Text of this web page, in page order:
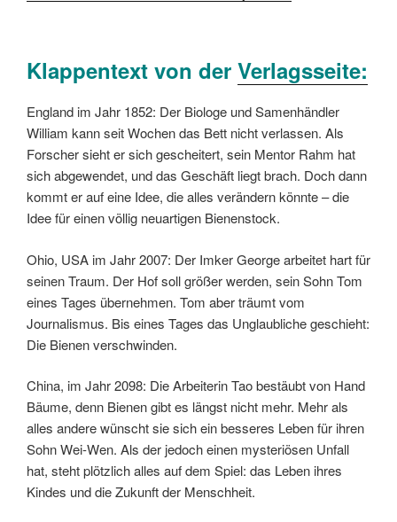
Klappentext von der Verlagsseite:
England im Jahr 1852: Der Biologe und Samenhändler
William kann seit Wochen das Bett nicht verlassen. Als
Forscher sieht er sich gescheitert, sein Mentor Rahm hat
sich abgewendet, und das Geschäft liegt brach. Doch dann
kommt er auf eine Idee, die alles verändern könnte – die
Idee für einen völlig neuartigen Bienenstock.
Ohio, USA im Jahr 2007: Der Imker George arbeitet hart für
seinen Traum. Der Hof soll größer werden, sein Sohn Tom
eines Tages übernehmen. Tom aber träumt vom
Journalismus. Bis eines Tages das Unglaubliche geschieht:
Die Bienen verschwinden.
China, im Jahr 2098: Die Arbeiterin Tao bestäubt von Hand
Bäume, denn Bienen gibt es längst nicht mehr. Mehr als
alles andere wünscht sie sich ein besseres Leben für ihren
Sohn Wei-Wen. Als der jedoch einen mysteriösen Unfall
hat, steht plötzlich alles auf dem Spiel: das Leben ihres
Kindes und die Zukunft der Menschheit.